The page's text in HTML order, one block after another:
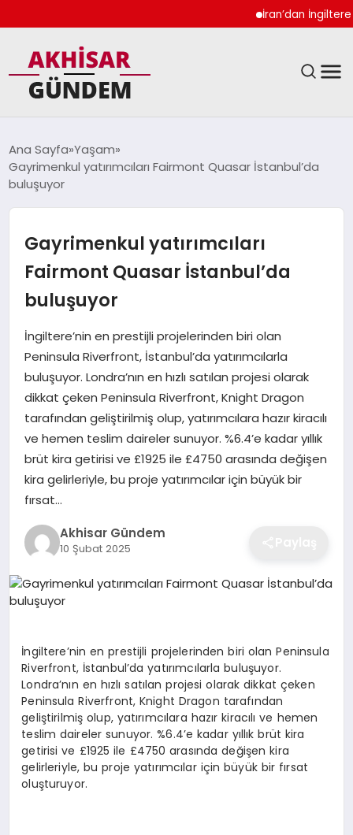
İran’dan İngiltere
DÜNYA
TEKNOLOJI
YAŞAM
Ana Sayfa Yaşam
Gayrimenkul yatırımcıları Fairmont Quasar İstanbul’da
buluşuyor
Gayrimenkul yatırımcıları
Fairmont Quasar İstanbul’da
buluşuyor
İngiltere’nin en prestijli projelerinden biri olan
Peninsula Riverfront, İstanbul’da yatırımcılarla
buluşuyor. Londra’nın en hızlı satılan projesi olarak
dikkat çeken Peninsula Riverfront, Knight Dragon
tarafından geliştirilmiş olup, yatırımcılara hazır kiracılı
ve hemen teslim daireler sunuyor. %6.4’e kadar yıllık
brüt kira getirisi ve £1925 ile £4750 arasında değişen
kira gelirleriyle, bu proje yatırımcılar için büyük bir
fırsat…
Akhisar Gündem
10 Şubat 2025
İngiltere’nin en prestijli projelerinden biri olan Peninsula
Riverfront, İstanbul’da yatırımcılarla buluşuyor.
Londra’nın en hızlı satılan projesi olarak dikkat çeken
Peninsula Riverfront, Knight Dragon tarafından
geliştirilmiş olup, yatırımcılara hazır kiracılı ve hemen
teslim daireler sunuyor. %6.4’e kadar yıllık brüt kira
getirisi ve £1925 ile £4750 arasında değişen kira
gelirleriyle, bu proje yatırımcılar için büyük bir fırsat
oluşturuyor.